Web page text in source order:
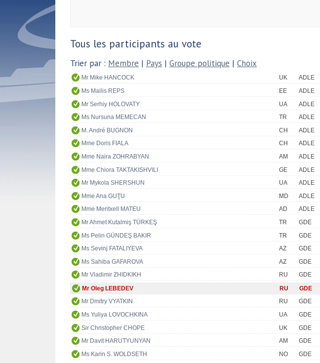
Tous les participants au vote
Trier par : Membre | Pays | Groupe politique | Choix
Mr Mike HANCOCK UK
ADLE
Ms Mailis REPS
EE
ADLE
Mr Serhiy HOLOVATY
UA
ADLE
Ms Nursuna MEMECAN
TR
ADLE
M. André BUGNON
CH
ADLE
Mme Doris FIALA
CH
ADLE
Mme Naira ZOHRABYAN
AM
ADLE
Mme Chiora TAKTAKISHVILI
GE
ADLE
Mr Mykola SHERSHUN
UA
ADLE
Mme Ana GUŢU
MD
ADLE
Mme Meritxell MATEU
AD
ADLE
Mr Ahmet Kutalmiş TÜRKEŞ
TR
GDE
Ms Pelin GÜNDEŞ BAKIR
TR
GDE
Ms Sevinj FATALIYEVA
AZ
GDE
Ms Sahiba GAFAROVA
AZ
GDE
Mr Vladimir ZHIDKIKH
RU
GDE
Mr Oleg LEBEDEV
RU
GDE
Mr Dmitry VYATKIN
RU
GDE
Ms Yuliya LOVOCHKINA
UA
GDE
Sir Christopher CHOPE
UK
GDE
Mr Davit HARUTYUNYAN
AM
GDE
Ms Karin S. WOLDSETH
NO
GDE